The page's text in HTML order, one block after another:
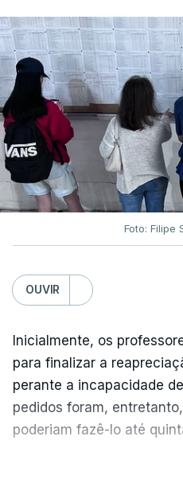
Foto: Filipe
OUVIR
Inicialmente, os
para finalizar a
perante a incapacidade
pedidos foram,
poderiam fazê-lo até